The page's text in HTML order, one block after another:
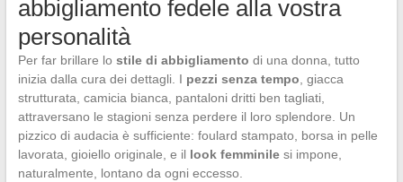
abbigliamento fedele alla vostra
personalità
Per far brillare lo stile di abbigliamento di una donna, tutto
inizia dalla cura dei dettagli. I pezzi senza tempo , giacca
strutturata, camicia bianca, pantaloni dritti ben tagliati,
attraversano le stagioni senza perdere il loro splendore. Un
pizzico di audacia è sufficiente: foulard stampato, borsa in pelle
lavorata, gioiello originale, e il look femminilesi impone,
naturalmente, lontano da ogni eccesso.